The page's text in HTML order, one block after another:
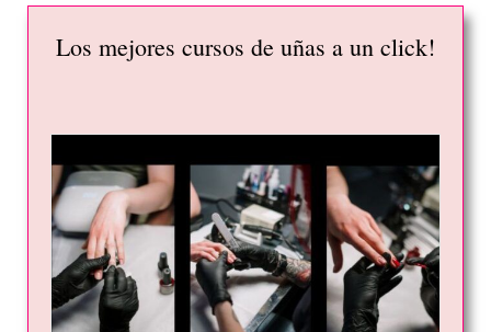
Los mejores cursos de uñas a un click!